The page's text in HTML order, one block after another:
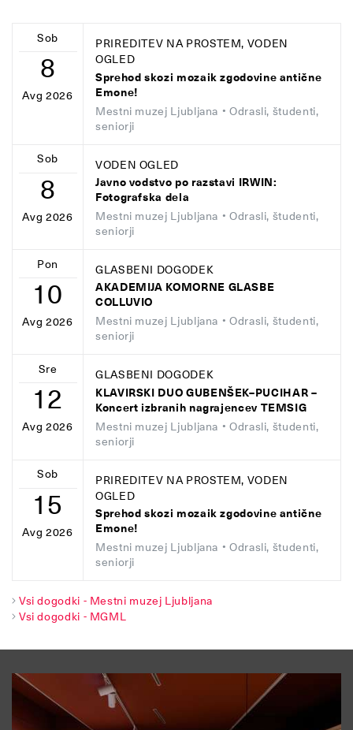
Sob
8
Avg 2026
PRIREDITEV NA PROSTEM, VODEN
OGLED
Sprehod skozi mozaik zgodovine antične
Emone!
Mestni muzej Ljubljana • Odrasli, študenti,
seniorji
Sob
8
Avg 2026
VODEN OGLED
Javno vodstvo po razstavi IRWIN:
Fotografska dela
Mestni muzej Ljubljana • Odrasli, študenti,
seniorji
Pon
10
Avg 2026
GLASBENI DOGODEK
AKADEMIJA KOMORNE GLASBE
COLLUVIO
Mestni muzej Ljubljana • Odrasli, študenti,
seniorji
Sre
12
Avg 2026
GLASBENI DOGODEK
KLAVIRSKI DUO GUBENŠEK–PUCIHAR –
Koncert izbranih nagrajencev TEMSIG
Mestni muzej Ljubljana • Odrasli, študenti,
seniorji
Sob
15
Avg 2026
PRIREDITEV NA PROSTEM, VODEN
OGLED
Sprehod skozi mozaik zgodovine antične
Emone!
Mestni muzej Ljubljana • Odrasli, študenti,
seniorji
Vsi dogodki - Mestni muzej Ljubljana
Vsi dogodki - MGML